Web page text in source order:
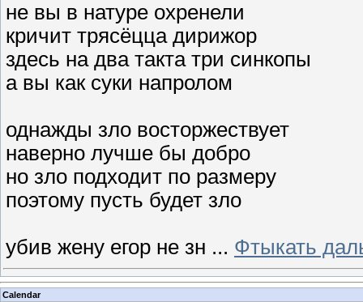
не вы в натуре охренели
кричит трясёцца дирижор
здесь на два такта три синкопы
а вы как суки напролом
однажды зло восторжествует
наверно лучше бы добро
но зло подходит по размеру
поэтому пусть будет зло
убив жену егор не зн ... Фтыкать
Calendar